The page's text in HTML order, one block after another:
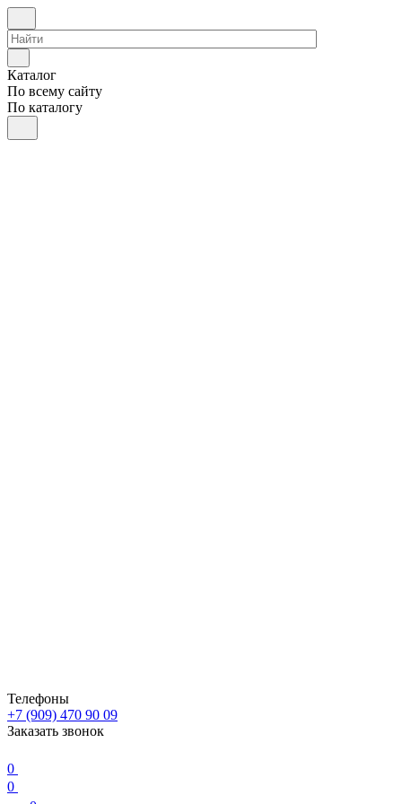
Каталог
По всему сайту
По каталогу
Телефоны
+7 (909) 470 90 09
Заказать звонок
0
0